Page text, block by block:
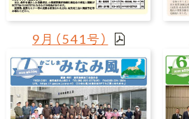
9月（541号）